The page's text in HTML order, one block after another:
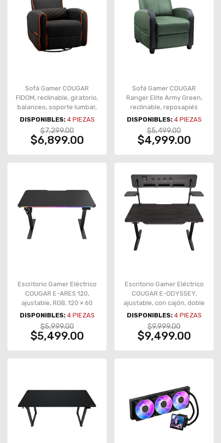
Sofá Gamer COUGAR
FIDOM, reclinable, giratorio,
balanceo, soporte lumbar,
negro/naranja – CGR-FDF-
ORB
DISPONIBLES: 4PIEZAS
$7,299.00
$6,899.00
Sofá Gamer COUGAR
Ranger Elite Army Green,
reclinable, reposapiés
plegable, bolsillo lateral,
soporta 135 kg – CGR-RAE-
GEB
DISPONIBLES: 4PIEZAS
$5,499.00
$4,999.00
Escritorio Gamer Eléctrico
COUGAR E-ARES 120,
ajustable, RGB, 120 × 60
cm, soporte 80 kg – CGR-
E-ARES120
DISPONIBLES: 4PIEZAS
$5,999.00
$5,499.00
Escritorio Gamer Eléctrico
COUGAR E-ODYSSEY,
ajustable, con cajón, doble
motor, 150 × 70 cm – E-
ODYSSEY
DISPONIBLES: 4PIEZAS
$9,999.00
$9,499.00